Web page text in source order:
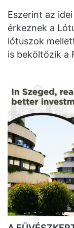
Eszerint az
érkeznek a
lótuszok
is beköltözik a